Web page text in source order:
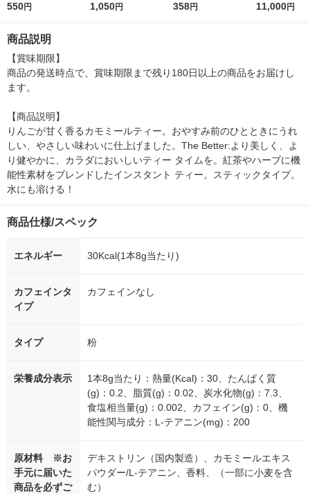
プ カモミール アップ
装
550円
ス 無糖 500ml 1セッ
1,050円
る、甘辛醤油味 18g
358円
5ｇ 資生堂
11,000円
商品説明
【賞味期限】
商品の発送時点で、賞味期限まで残り180日以上の商品をお届けし
ます。
【商品説明】
りんごが甘く香るカモミールティー。おやすみ前のひとときにうれ
しい、やさしい味わいに仕上げました。The Better:より美しく、よ
り健やかに、カラダにおいしいティー タイムを。紅茶やハーブに機
能性素材をブレンドしたインスタント ティー。スティックタイプ。
水にも溶ける！
商品仕様/スペック
エネルギー 30Kcal(1本8g当たり)
カフェインタ
イプ
カフェインなし
タイプ 粉
栄養成分表示
1本8g当たり：熱量(Kcal)：30、たんぱく質
(g)：0.2、脂質(g)：0.02、炭水化物(g)：7.3、
食塩相当量(g)：0.002、カフェイン(g)：0、機
能性関与成分：L-テアニン(mg)：200
原材料 ※お
手元に届いた
商品を必ずご
デキストリン（国内製造）、カモミールエキス
パウダー/L-テアニン、香料、（一部に小麦を含
む）